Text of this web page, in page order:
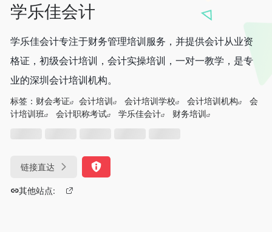
学乐佳会计
学乐佳会计专注于财务管理培训服务，并提供会计从业资
格证，初级会计培训，会计实操培训，一对一教学，是专
业的深圳会计培训机构。
标签： 财会考证 会计培训 会计培训学校 会计培训机构
会
计培训班
会计职称考试 学乐佳会计 财务培训
链接直达
其他站点: